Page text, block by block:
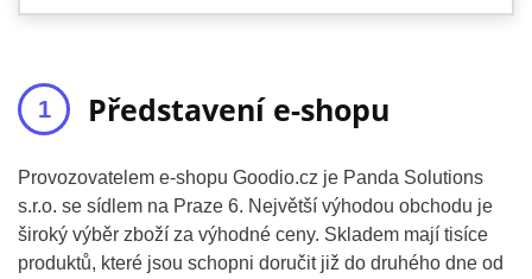
Představení e-shopu
Provozovatelem e-shopu Goodio.cz je Panda Solutions
s.r.o. se sídlem na Praze 6. Největší výhodou obchodu je
široký výběr zboží za výhodné ceny. Skladem mají tisíce
produktů, které jsou schopni doručit již do druhého dne od